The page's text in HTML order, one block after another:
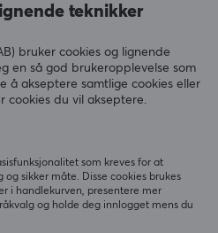
Shure
MV7X XLR Podcast
Mikrofon + MVI/A-LTG
Digital Audio Interface
teknikker
bruker cookies og lignende
en så god brukeropplevelse som
å akseptere samtlige cookies eller
cookies du vil akseptere.
som kreves for at
sikker måte. Disse cookies brukes
i handlekurven, presentere mer
og holde deg innlogget mens du